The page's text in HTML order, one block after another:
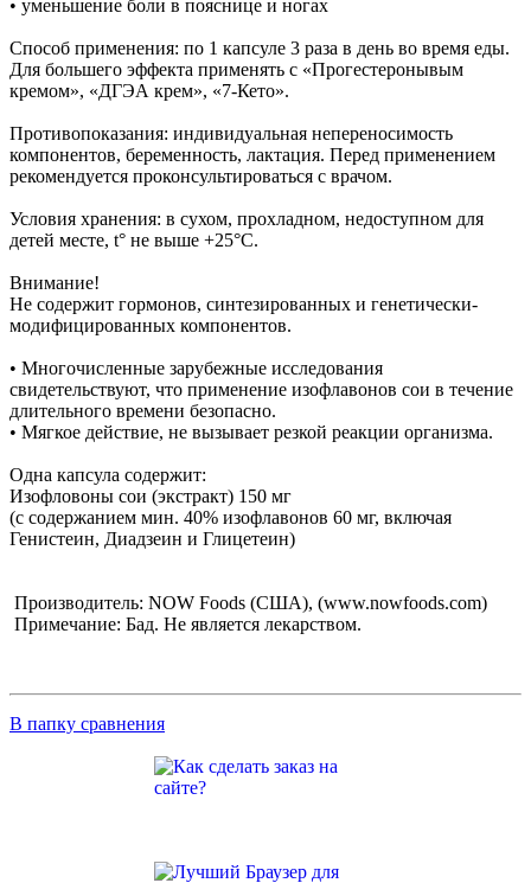
• уменьшение боли в пояснице и ногах
Способ применения: по 1 капсуле 3 раза в день во время еды.
Для большего эффекта применять с «Прогестеронывым
кремом», «ДГЭА крем», «7-Кето».
Противопоказания: индивидуальная непереносимость
компонентов, беременность, лактация. Перед применением
рекомендуется проконсультироваться с врачом.
Условия хранения: в сухом, прохладном, недоступном для
детей месте, t° не выше +25°С.
Внимание!
Не содержит гормонов, синтезированных и генетически-
модифицированных компонентов.
• Многочисленные зарубежные исследования
свидетельствуют, что применение изофлавонов сои в течение
длительного времени безопасно.
• Мягкое действие, не вызывает резкой реакции организма.
Одна капсула содержит:
Изофловоны сои (экстракт) 150 мг
(с содержанием мин. 40% изофлавонов 60 мг, включая
Генистеин, Диадзеин и Глицетеин)
Производитель: NOW Foods (США), (www.nowfoods.com)
Примечание: Бад. Не является лекарством.
В папку сравнения